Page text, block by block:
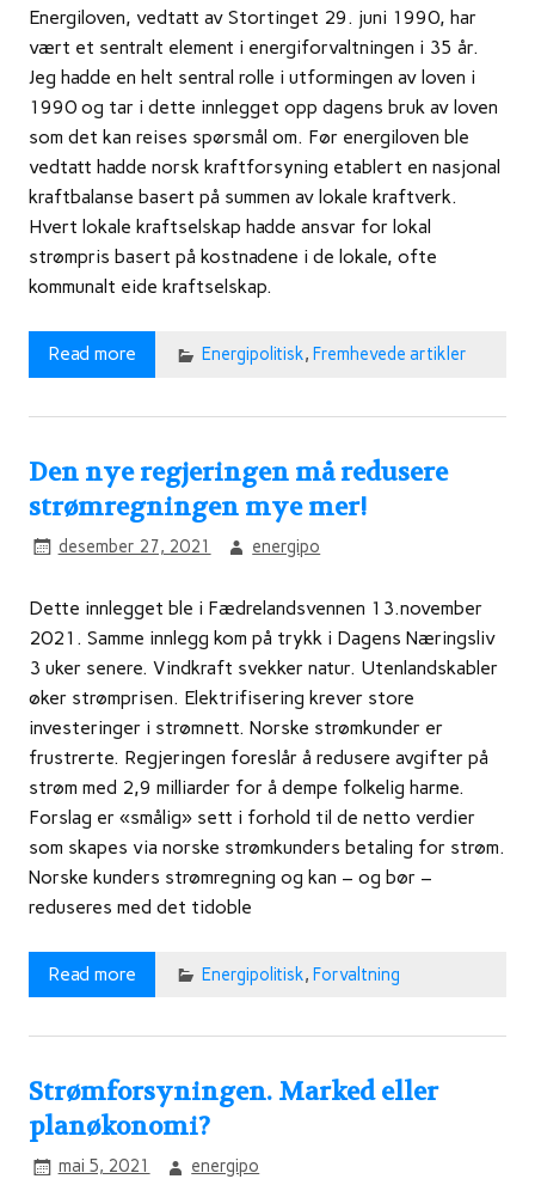
Energiloven, vedtatt av Stortinget 29. juni 1990, har
vært et sentralt element i energiforvaltningen i 35 år.
Jeg hadde en helt sentral rolle i utformingen av loven i
1990 og tar i dette innlegget opp dagens bruk av loven
som det kan reises spørsmål om. Før energiloven ble
vedtatt hadde norsk kraftforsyning etablert en nasjonal
kraftbalanse basert på summen av lokale kraftverk.
Hvert lokale kraftselskap hadde ansvar for lokal
strømpris basert på kostnadene i de lokale, ofte
kommunalt eide kraftselskap.
Read more Energipolitisk, Fremhevede artikler
Den nye regjeringen må redusere
strømregningen mye mer!
desember 27, 2021 energipo
Dette innlegget ble i Fædrelandsvennen 13.november
2021. Samme innlegg kom på trykk i Dagens Næringsliv
3 uker senere. Vindkraft svekker natur. Utenlandskabler
øker strømprisen. Elektrifisering krever store
investeringer i strømnett. Norske strømkunder er
frustrerte. Regjeringen foreslår å redusere avgifter på
strøm med 2,9 milliarder for å dempe folkelig harme.
Forslag er «smålig» sett i forhold til de netto verdier
som skapes via norske strømkunders betaling for strøm.
Norske kunders strømregning og kan – og bør –
reduseres med det tidoble
Read more Energipolitisk, Forvaltning
Strømforsyningen. Marked eller
planøkonomi?
mai 5, 2021 energipo